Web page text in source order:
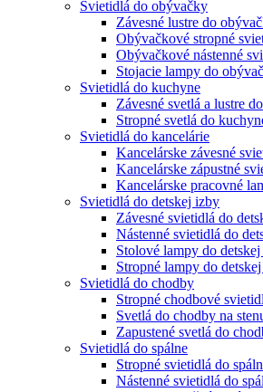
Svietidlá do obývačky
Závesné lustre do
Obývačkové stropné
Obývačkové nástenné
Stojacie lampy do
Svietidlá do kuchyne
Závesné svetlá a lustre
Stropné svetlá do
Svietidlá do kancelárie
Kancelárske závesné
Kancelárske zápustné
Kancelárske pracovné
Svietidlá do detskej izby
Závesné svietidlá do
Nástenné svietidlá do
Stolové lampy do
Stropné lampy do
Svietidlá do chodby
Stropné chodbové
Svetlá do chodby na
Zapustené svetlá do
Svietidlá do spálne
Stropné svietidlá do
Nástenné svietidlá do